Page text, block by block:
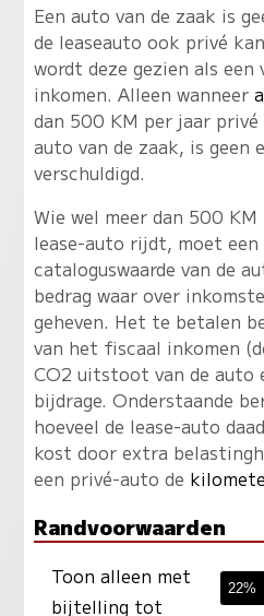
Een auto van de zaak is
de leaseauto ook privé
wordt deze gezien als een
inkomen. Alleen wanneer
dan 500 KM per jaar
auto van de zaak, is
verschuldigd.
Wie wel meer dan 500
lease-auto rijdt, moet een
cataloguswaarde van de
bedrag waar over
geheven. Het te betalen
van het fiscaal inkomen
CO2 uitstoot van de auto
bijdrage. Onderstaande
hoeveel de lease-auto
kost door extra
een privé-auto de
Randvoorwaarden
Toon alleen met
bijtelling tot